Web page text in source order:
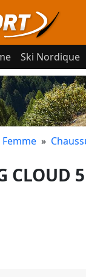
Ski Nordique
Femme »
5